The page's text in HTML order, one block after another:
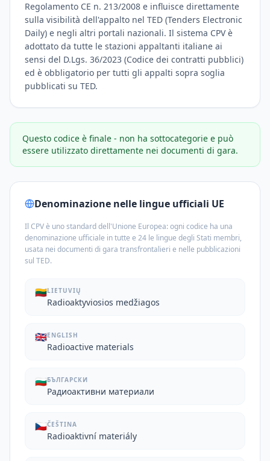
Regolamento CE n. 213/2008 e influisce direttamente
sulla visibilità dell'appalto nel TED (Tenders Electronic
Daily) e negli altri portali nazionali. Il sistema CPV è
adottato da tutte le stazioni appaltanti italiane ai
sensi del D.Lgs. 36/2023 (Codice dei contratti pubblici)
ed è obbligatorio per tutti gli appalti sopra soglia
pubblicati su TED.
Questo codice è finale - non ha sottocategorie e può
essere utilizzato direttamente nei documenti di gara.
Denominazione nelle lingue ufficiali UE
Il CPV è uno standard dell'Unione Europea: ogni codice ha una
denominazione ufficiale in tutte e 24 le lingue degli Stati membri,
usata nei documenti di gara transfrontalieri e nelle pubblicazioni
sul TED.
🇱🇹LIETUVIŲ
Radioaktyviosios medžiagos
🇬🇧ENGLISH
Radioactive materials
🇧🇬БЪЛГАРСКИ
Радиоактивни материали
🇨🇿ČEŠTINA
Radioaktivní materiály